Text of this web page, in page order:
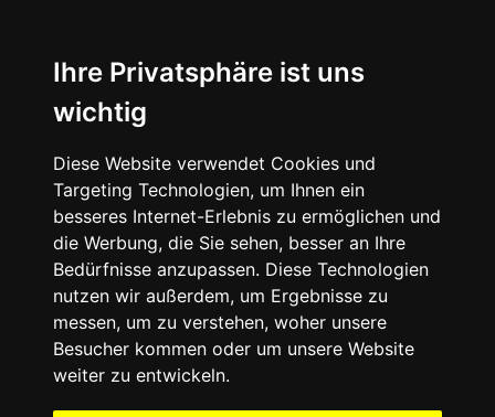
Ihre Privatsphäre ist uns
wichtig
Diese Website verwendet Cookies und
Targeting Technologien, um Ihnen ein
besseres Internet-Erlebnis zu ermöglichen und
die Werbung, die Sie sehen, besser an Ihre
Bedürfnisse anzupassen. Diese Technologien
nutzen wir außerdem, um Ergebnisse zu
messen, um zu verstehen, woher unsere
Besucher kommen oder um unsere Website
weiter zu entwickeln.